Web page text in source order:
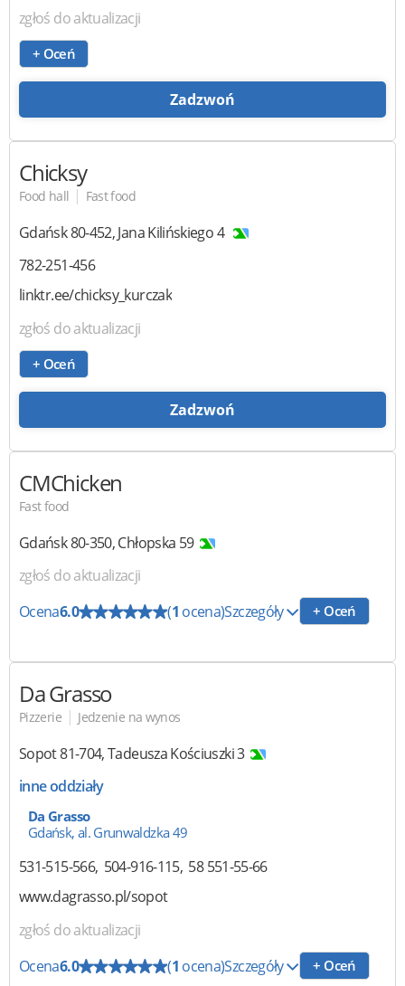
zgłoś do aktualizacji
+ Oceń
Zadzwoń
Chicksy
Food hall | Fast food
Gdańsk80-452,Jana Kilińskiego 4
782-251-456
linktr.ee/chicksy_kurczak
zgłoś do aktualizacji
+ Oceń
Zadzwoń
CMChicken
Fast food
Gdańsk80-350,Chłopska 59
zgłoś do aktualizacji
Ocena6.0 (1 ocena)Szczegóły + Oceń
Da Grasso
Pizzerie | Jedzenie na wynos
Sopot81-704,Tadeusza Kościuszki 3
inne oddziały
Da Grasso
Gdańsk, al. Grunwaldzka 49
531-515-566 504-916-115 58 551-55-66
www.dagrasso.pl/sopot
zgłoś do aktualizacji
Ocena6.0 (1 ocena)Szczegóły + Oceń